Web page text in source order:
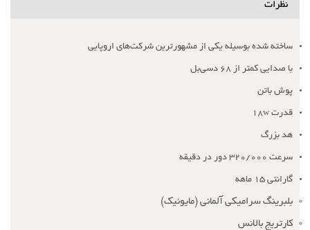
نظرات
ساخته شده بوسیله یکی از مشهورترین شرکت‌های اروپایی
با صدایی کمتر از 68 دسی‌بل
پوش باتن
قدرت 18w
هد بزرگ
سرعت 320/000 دور در دقیقه
گارانتی 15 ماهه
بلبرینگ سرامیکی آلمانی (مایونیک)
کارتریج بالانس